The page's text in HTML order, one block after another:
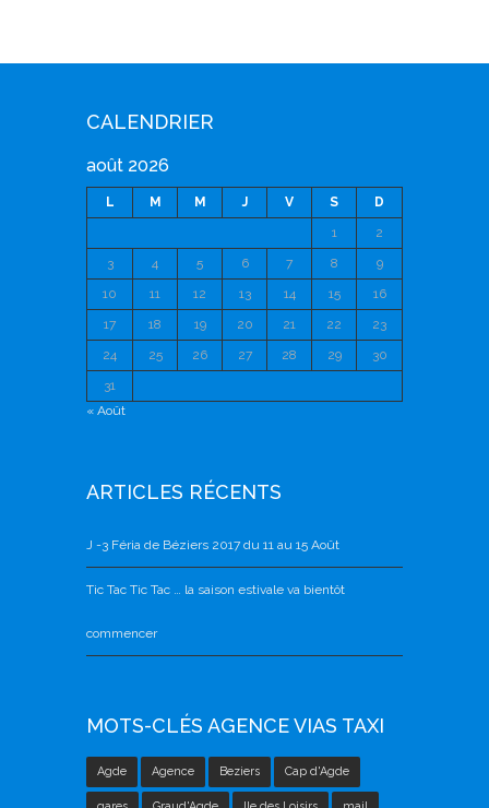
CALENDRIER
août 2026
L M M J V S D
« Août
1
2
3
4 5 6 7 8
9
10
11 12 13 14 15
16
17
18 19 20 21 22
23
24
25 26 27 28 29
30
31
ARTICLES RÉCENTS
J -3 Féria de Béziers 2017 du 11 au 15 Août
Tic Tac Tic Tac … la saison estivale va bientôt
commencer
MOTS-CLÉS AGENCE VIAS TAXI
Agde Agence Beziers Cap d'Agde